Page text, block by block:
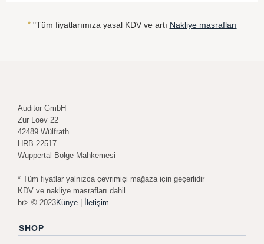
*"Tüm fiyatlarımıza yasal KDV ve artı Nakliye masrafları
Auditor GmbH
Zur Loev 22
42489 Wülfrath
HRB 22517
Wuppertal Bölge Mahkemesi
* Tüm fiyatlar yalnızca çevrimiçi mağaza için geçerlidir
KDV ve nakliye masrafları dahil
br> © 2023Künye | İletişim
SHOP